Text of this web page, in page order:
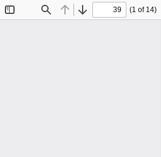
Find Previous
Next
(1 of 14)